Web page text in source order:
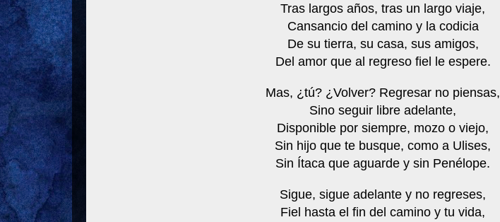
Tras largos años, tras un largo viaje,
Cansancio del camino y la codicia
De su tierra, su casa, sus amigos,
Del amor que al regreso fiel le espere.
Mas, ¿tú? ¿Volver? Regresar no piensas,
Sino seguir libre adelante,
Disponible por siempre, mozo o viejo,
Sin hijo que te busque, como a Ulises,
Sin Ítaca que aguarde y sin Penélope.
Sigue, sigue adelante y no regreses,
Fiel hasta el fin del camino y tu vida,